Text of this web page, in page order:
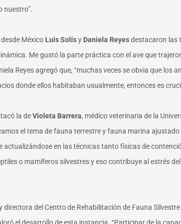
nuestro”.
desde México Luis Solísy Daniela Reyesdestacaron las
Me gustó la parte práctica con el ave que
Reyes agregó que, “muchas veces se obvia que
donde ellos habitaban usualmente, entonces es
la deVioleta Barrera, médico veterinaria de la
el tema de fauna terrestre y fauna marina
en las técnicas tanto físicas de
o mamíferos silvestres y eso contribuye al estrés
directora del Centro de Rehabilitación de Fauna